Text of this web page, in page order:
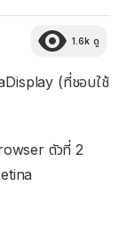
1.6k ดู
(ที่ชอบใช้
ตัวที่ 2